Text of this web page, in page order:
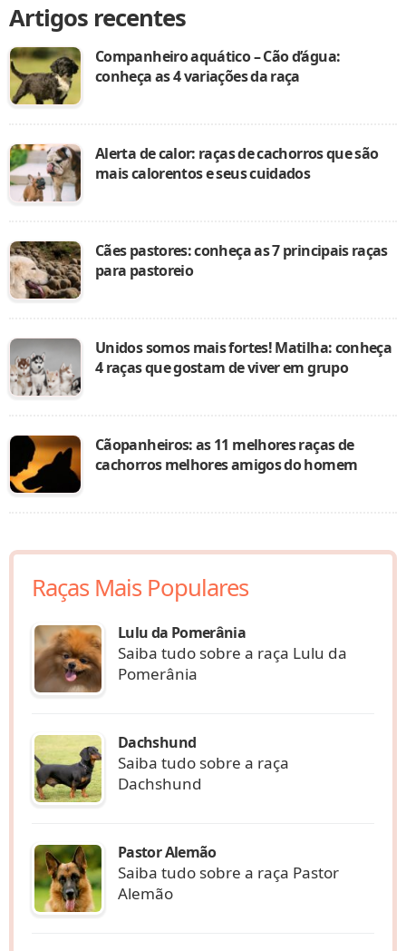
Artigos recentes
Companheiro aquático – Cão d’água:
conheça as 4 variações da raça
Alerta de calor: raças de cachorros que são
mais calorentos e seus cuidados
Cães pastores: conheça as 7 principais raças
para pastoreio
Unidos somos mais fortes! Matilha: conheça
4 raças que gostam de viver em grupo
Cãopanheiros: as 11 melhores raças de
cachorros melhores amigos do homem
Raças Mais Populares
Lulu da Pomerânia
Saiba tudo sobre a raça Lulu da
Pomerânia
Dachshund
Saiba tudo sobre a raça
Dachshund
Pastor Alemão
Saiba tudo sobre a raça Pastor
Alemão